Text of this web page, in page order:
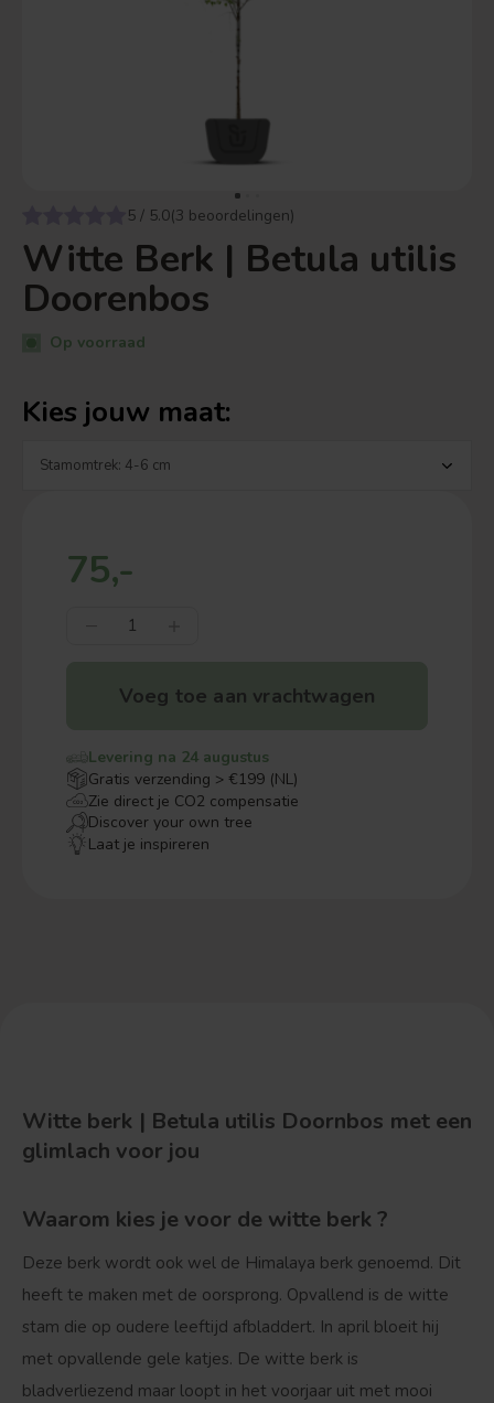
5 / 5.0(3 beoordelingen)
Witte Berk | Betula utilis
Doorenbos
Op voorraad
Kies jouw maat:
75,-
Voeg toe aan vrachtwagen
Levering na 24 augustus
Gratis verzending > €199 (NL)
Zie direct je CO2 compensatie
Discover your own tree
Laat je inspireren
Witte berk | Betula utilis Doornbos met een
glimlach voor jou
Waarom kies je voor de witte berk ?
Deze berk wordt ook wel de Himalaya berk genoemd. Dit
heeft te maken met de oorsprong. Opvallend is de witte
stam die op oudere leeftijd afbladdert. In april bloeit hij
met opvallende gele katjes. De witte berk is
bladverliezend maar loopt in het voorjaar uit met mooi